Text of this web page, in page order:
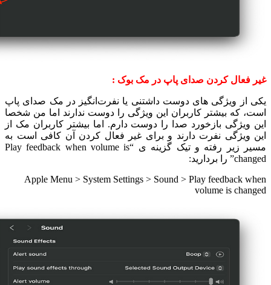
غیر فعال کردن صدای پاپ در مک بوک :
یکی از ویژگی های دوست داشتنی یا نفرت‌انگیز در مک صدای پاپ
است، که بیشتر کاربران این ویژگی را دوست ندارند اما من شخصا
این ویژگی بازخورد صدا را دوست دارم. اما بیشتر کاربران مک از
این ویژگی نفرت دارند و برای غیر فعال کردن آن کافی است به
مسیر زیر رفته و تیک گزینه ی “Play feedback when volume is
changed” را بردارید:
Apple Menu > System Settings > Sound > Play feedback when
volume is changed